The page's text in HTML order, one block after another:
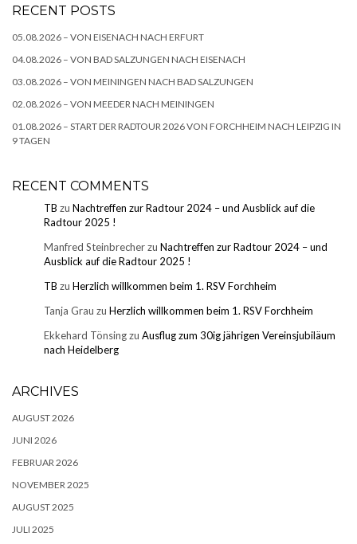
RECENT POSTS
05.08.2026 – VON EISENACH NACH ERFURT
04.08.2026 – VON BAD SALZUNGEN NACH EISENACH
03.08.2026 – VON MEININGEN NACH BAD SALZUNGEN
02.08.2026 – VON MEEDER NACH MEININGEN
01.08.2026 – START DER RADTOUR 2026 VON FORCHHEIM NACH LEIPZIG IN
9 TAGEN
RECENT COMMENTS
TB zu Nachtreffen zur Radtour 2024 – und Ausblick auf die
Radtour 2025 !
Manfred Steinbrecherzu Nachtreffen zur Radtour 2024 – und
Ausblick auf die Radtour 2025 !
TB zu Herzlich willkommen beim 1. RSV Forchheim
Tanja Grau zu Herzlich willkommen beim 1. RSV Forchheim
Ekkehard Tönsingzu Ausflug zum 30ig jährigen Vereinsjubiläum
nach Heidelberg
ARCHIVES
AUGUST 2026
JUNI 2026
FEBRUAR 2026
NOVEMBER 2025
AUGUST 2025
JULI 2025